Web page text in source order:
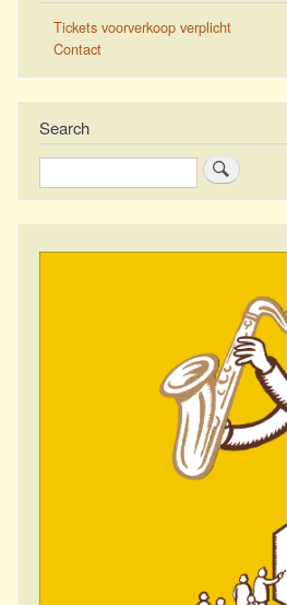
Tickets voorverkoop verplicht
Contact
Search
Search